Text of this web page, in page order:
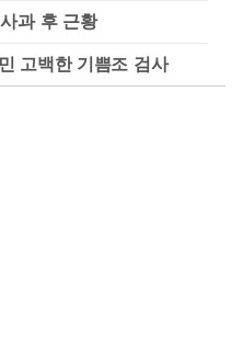
과 후 근황
고백한 기쁨조 검사